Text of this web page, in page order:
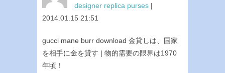
designer replica purses |
2014.01.15 21:51
gucci mane burr download 金貸しは、国家
を相手に金を貸す | 物的需要の限界は1970
年頃！